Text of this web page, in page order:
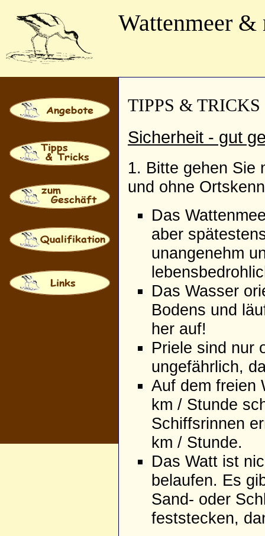
Wattenmeer &
TIPPS & TRICKS
Sicherheit - gut
1. Bitte gehen Sie
und ohne
Das
aber
unangenehm
Das Wasser
Bodens und
her auf!
Priele sind nur
ungefährlich,
Auf dem freien
km / Stunde
Schiffsrinnen
km / Stunde.
Das Watt ist
belaufen. Es
Sand- oder
feststecken,